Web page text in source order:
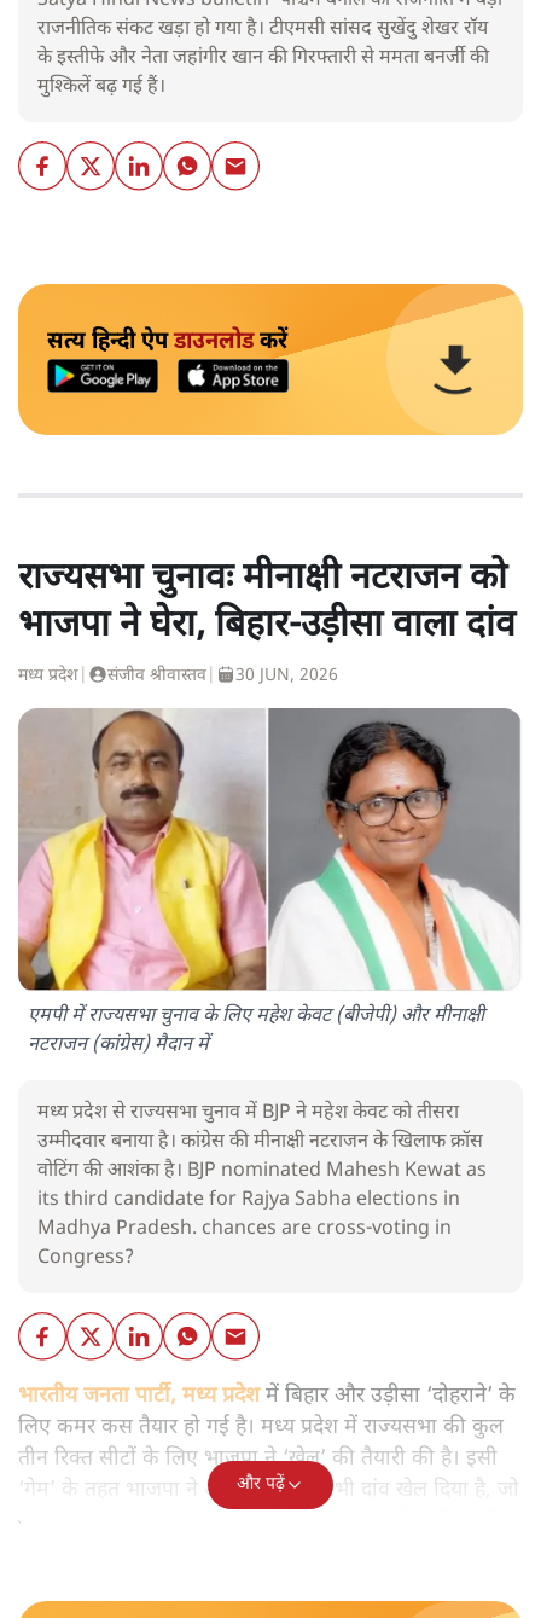
राजनीतिक संकट खड़ा हो गया है। टीएमसी सांसद सुखेंदु शेखर रॉय
के इस्तीफे और नेता जहांगीर खान की गिरफ्तारी से ममता बनर्जी की
मुश्किलें बढ़ गई हैं।
सत्य हिन्दी ऐपडाउनलोडकरें
राज्यसभा चुनावः मीनाक्षी नटराजन को
भाजपा ने घेरा, बिहार-उड़ीसा वाला दांव
मध्य प्रदेश संजीव श्रीवास्तव 30 JUN, 2026
एमपी में राज्यसभा चुनाव के लिए महेश केवट (बीजेपी) और मीनाक्षी
नटराजन (कांग्रेस) मैदान में
मध्य प्रदेश से राज्यसभा चुनाव में BJP ने महेश केवट को तीसरा
उम्मीदवार बनाया है। कांग्रेस की मीनाक्षी नटराजन के खिलाफ क्रॉस
वोटिंग की आशंका है। BJP nominated Mahesh Kewat as
its third candidate for Rajya Sabha elections in
Madhya Pradesh. chances are cross-voting in
Congress?
भारतीय जनता पार्टी, मध्य प्रदेशमें बिहार और उड़ीसा ‘दोहराने’ के
लिए कमर कस तैयार हो गई है। मध्य प्रदेश में राज्यसभा की कुल
तीन रिक्त सीटों के लिए भाजपा ने ‘खेल’ की तैयारी की है। इसी
‘गेम’ के तहत भाजपा ने अब उस सीट पर भी दांव खेल दिया है, जो
नंबर गेम के मान से कांग्रेस के खाते में जाना तय प्रतीत हो रही है।
और पढ़ें